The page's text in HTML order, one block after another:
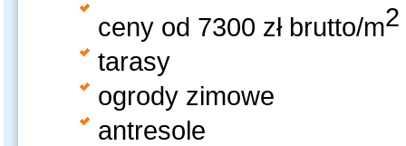
ceny od 7300 zł brutto/m2
tarasy
ogrody zimowe
antresole